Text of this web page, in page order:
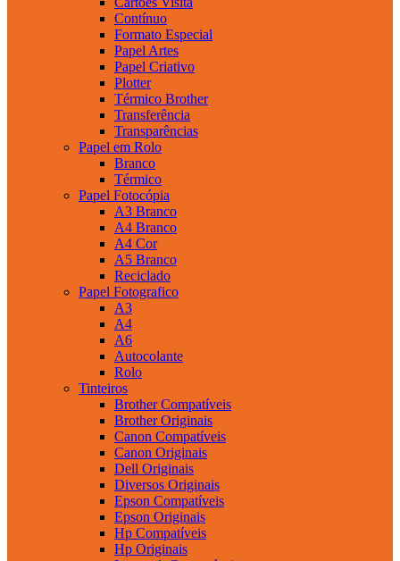
Contínuo
Formato Especial
Papel Artes
Papel Criativo
Plotter
Térmico Brother
Transferência
Transparências
Papel em Rolo
Branco
Térmico
Papel Fotocópia
A3 Branco
A4 Branco
A4 Cor
A5 Branco
Reciclado
Papel Fotografico
A3
A4
A6
Autocolante
Rolo
Tinteiros
Brother Compatíveis
Brother Originais
Canon Compatíveis
Canon Originais
Dell Originais
Diversos Originais
Epson Compatíveis
Epson Originais
Hp Compatíveis
Hp Originais